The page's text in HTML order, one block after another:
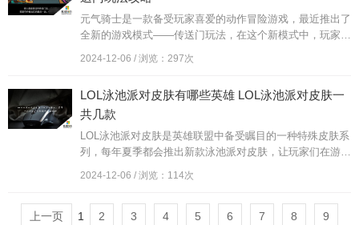
元气骑士是一款备受玩家喜爱的动作冒险游戏，最近推出了
全新的游戏模式——传送门玩法，在这个新模式中，玩家将
会面临更加刺激的挑战和更加精彩的游戏体验。通过不同的
传送门来实现快速移动和战斗，让玩家在游戏中享受到更加
无疑会为元气骑士带来全新的活力和乐趣，让玩家能够更加
深入地体验到游戏的魅力和乐趣。
2024-12-06 / 浏览：297次
LOL泳池派对皮肤有哪些英雄 LOL泳池派对皮肤一
共几款
LOL泳池派对皮肤是英雄联盟中备受瞩目的一种特殊皮肤系
列，每年夏季都会推出新款泳池派对皮肤，让玩家们在游戏
中体验到清凉夏日的感觉，这些皮肤不仅外观炫酷，而且还
会为英雄们带来全新的技能特效，让游戏更加有趣。目前L
卡特琳娜等，每位英雄都有自己独特的泳池派对皮肤款式。
2024-12-06 / 浏览：114次
上一页 1 2 3 4 5 6 7 8 9